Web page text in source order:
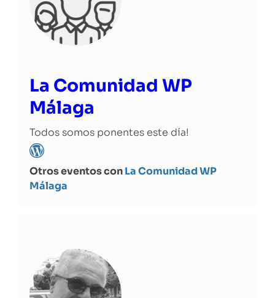
La Comunidad WP
Málaga
Todos somos ponentes este día!
Otros eventos conLa Comunidad WP
Málaga